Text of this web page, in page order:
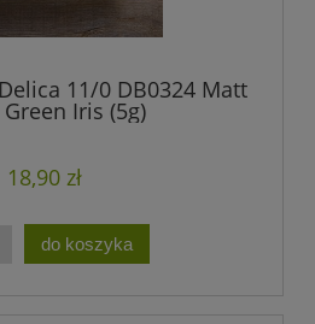
11/0 DB0324 Matt
Green Iris (5g)
18,90 zł
do koszyka